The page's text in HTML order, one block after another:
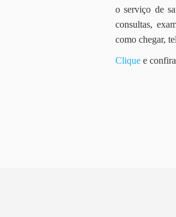
o serviço de
consultas,
como chegar,
Clique e